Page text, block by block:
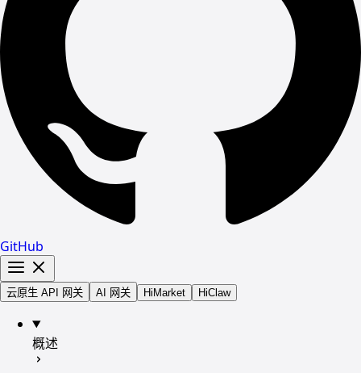
GitHub
云原生 API 网关 AI 网关 HiMarket HiClaw
概述